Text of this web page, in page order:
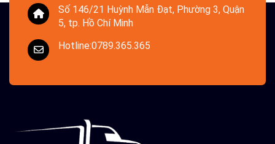
Số 146/21 Huỳnh Mẫn Đạt, Phường 3, Quận
5, tp. Hồ Chí Minh
Hotline:0789.365.365